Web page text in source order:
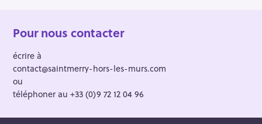
Pour nous contacter
écrire à
contact@saintmerry-hors-les-murs.com
ou
téléphoner au +33 (0)9 72 12 04 96